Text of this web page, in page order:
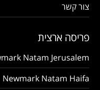
צור קשר
פריסה ארצית
Natam Jerusalem
Newmark Natam Haifa